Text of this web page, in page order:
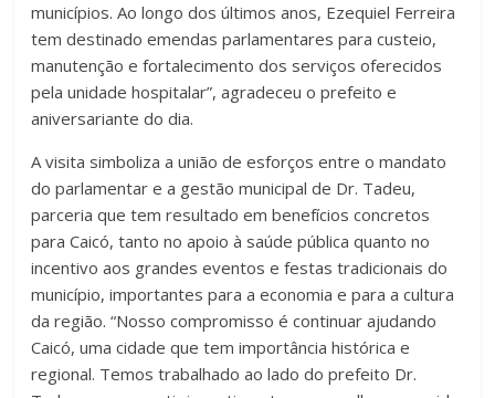
municípios. Ao longo dos últimos anos, Ezequiel Ferreira
tem destinado emendas parlamentares para custeio,
manutenção e fortalecimento dos serviços oferecidos
pela unidade hospitalar”, agradeceu o prefeito e
aniversariante do dia.
A visita simboliza a união de esforços entre o mandato
do parlamentar e a gestão municipal de Dr. Tadeu,
parceria que tem resultado em benefícios concretos
para Caicó, tanto no apoio à saúde pública quanto no
incentivo aos grandes eventos e festas tradicionais do
município, importantes para a economia e para a cultura
da região. “Nosso compromisso é continuar ajudando
Caicó, uma cidade que tem importância histórica e
regional. Temos trabalhado ao lado do prefeito Dr.